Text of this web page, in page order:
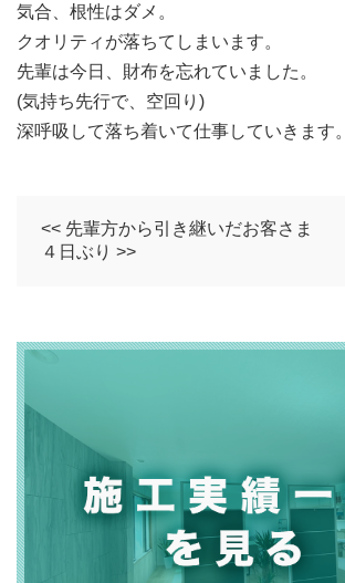
気合、根性はダメ。
クオリティが落ちてしまいます。
先輩は今日、財布を忘れていました。
(気持ち先行で、空回り)
深呼吸して落ち着いて仕事していきます。
<< 先輩方から引き継いだお客さま
４日ぶり >>